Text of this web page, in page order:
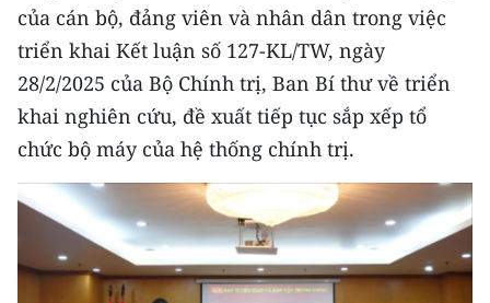
của cán bộ, đảng viên và nhân dân trong việc
triển khai Kết luận số 127-KL/TW, ngày
28/2/2025 của Bộ Chính trị, Ban Bí thư về triển
khai nghiên cứu, đề xuất tiếp tục sắp xếp tổ
chức bộ máy của hệ thống chính trị.